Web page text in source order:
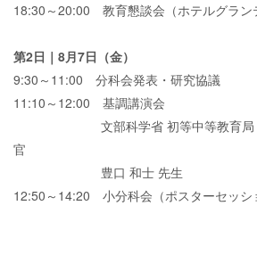
18:30～20:00 教育懇談会（ホテルグラン
第2日｜8月7日（金）
9:30～11:00 分科会発表・研究協議
11:10～12:00 基調講演会
文部科学省 初等中等教育局 教
官
豊口 和士 先生
12:50～14:20 小分科会（ポスターセッシ